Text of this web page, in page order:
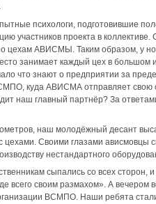
психологи, подготовившие
участников проекта в коллективе.
цехам АВИСМЫ. Таким образом, у
занимает каждый цех в
что знают о предприятии за
куда АВИСМА отправляет свою
наш главный партнёр? За
наш молодёжный десант
цехами. Своими глазами ависмовцы
нестандартного
сыпались со всех
всего своим размахом». А вечером
ВСМПО. Наши ребята